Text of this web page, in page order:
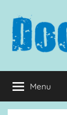
inhoud
springen
Menu